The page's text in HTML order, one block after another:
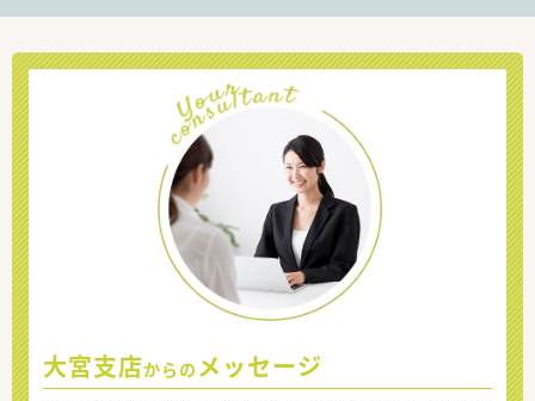
大宮支店からの メッセージ